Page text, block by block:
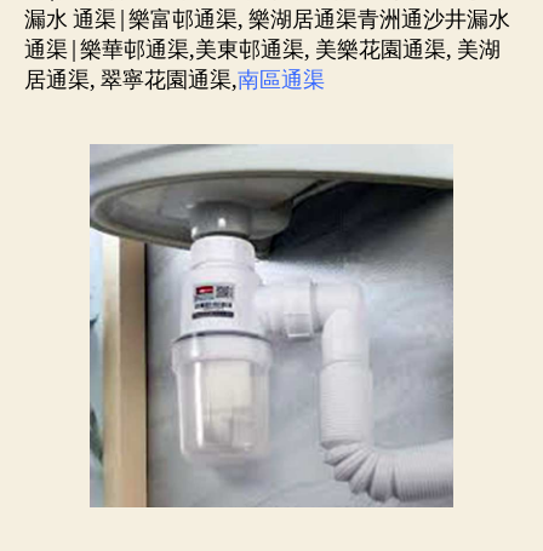
漏水 通渠|樂富邨通渠, 樂湖居通渠青洲通沙井漏水
通渠|樂華邨通渠,美東邨通渠, 美樂花園通渠, 美湖
居通渠, 翠寧花園通渠,南區通渠